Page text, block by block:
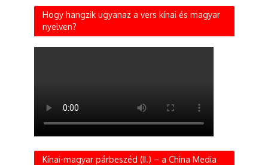
Hogy hangzik ugyanaz a vers kínai és magyar
nyelven?
Kínai-magyar párbeszéd (II.) – a China Media